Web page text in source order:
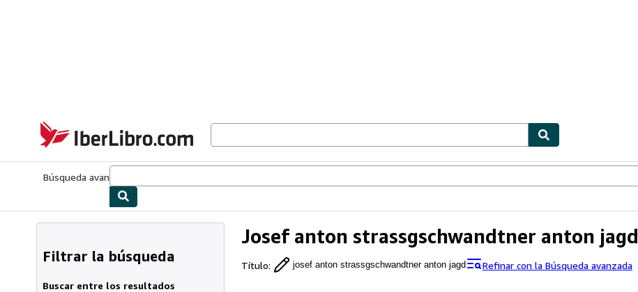
IberLibro.com
Búsqueda avanzada
Josef anton strassgschwandtner anton jagd
Título: josef anton strassgschwandtner anton jagd Refinar con la Búsqueda avanzada
Filtrar la búsqueda
Buscar entre los resultados